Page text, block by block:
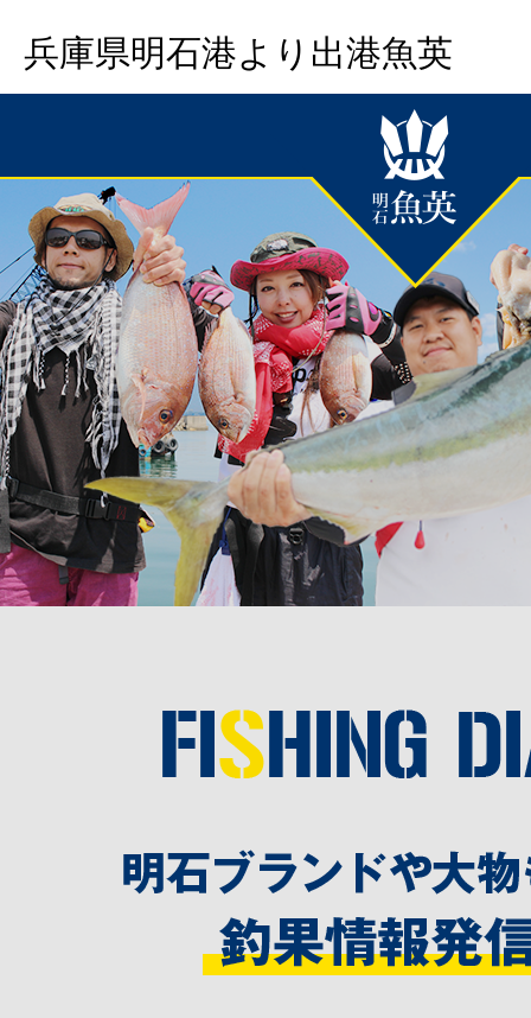
兵庫県明石港より出港魚英